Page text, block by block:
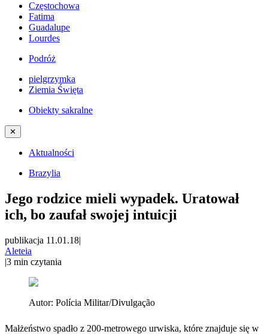
Częstochowa
Fatima
Guadalupe
Lourdes
Podróż
pielgrzymka
Ziemia Święta
Obiekty sakralne
✕
Aktualności
Brazylia
Jego rodzice mieli wypadek. Uratował
ich, bo zaufał swojej intuicji
publikacja 11.01.18|
Aleteia
|3 min czytania
Autor: Polícia Militar/Divulgação
Małżeństwo spadło z 200-metrowego urwiska, które znajduje się w